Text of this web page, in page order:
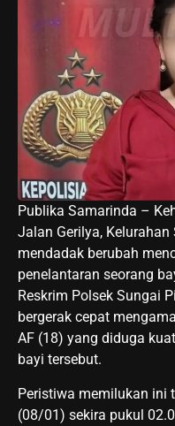
Publika Samarinda –
Jalan Gerilya,
mendadak berubah
penelantaran seorang
Reskrim Polsek Sungai
bergerak cepat
AF (18) yang diduga
bayi tersebut.
Peristiwa memilukan ini
(08/01) sekira pukul